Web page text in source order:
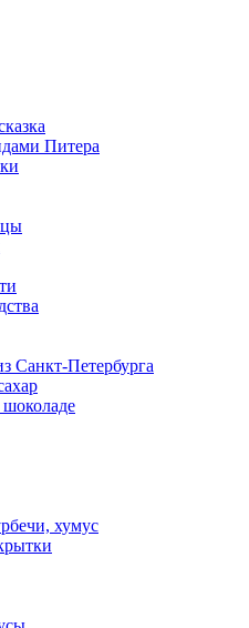
Питера
Санкт-Петербурга
хумус